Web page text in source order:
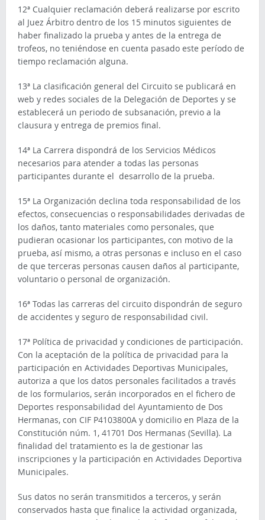
12ª Cualquier reclamación deberá realizarse por escrito
al Juez Árbitro dentro de los 15 minutos siguientes de
haber finalizado la prueba y antes de la entrega de
trofeos, no teniéndose en cuenta pasado este período de
tiempo reclamación alguna.
13ª La clasificación general del Circuito se publicará en
web y redes sociales de la Delegación de Deportes y se
establecerá un periodo de subsanación, previo a la
clausura y entrega de premios final.
14ª La Carrera dispondrá de los Servicios Médicos
necesarios para atender a todas las personas
participantes durante el desarrollo de la prueba.
15ª La Organización declina toda responsabilidad de los
efectos, consecuencias o responsabilidades derivadas de
los daños, tanto materiales como personales, que
pudieran ocasionar los participantes, con motivo de la
prueba, así mismo, a otras personas e incluso en el caso
de que terceras personas causen daños al participante,
voluntario o personal de organización.
16ª Todas las carreras del circuito dispondrán de seguro
de accidentes y seguro de responsabilidad civil.
17ª Política de privacidad y condiciones de participación.
Con la aceptación de la política de privacidad para la
participación en Actividades Deportivas Municipales,
autoriza a que los datos personales facilitados a través
de los formularios, serán incorporados en el fichero de
Deportes responsabilidad del Ayuntamiento de Dos
Hermanas, con CIF P4103800A y domicilio en Plaza de la
Constitución núm. 1, 41701 Dos Hermanas (Sevilla). La
finalidad del tratamiento es la de gestionar las
inscripciones y la participación en Actividades Deportiva
Municipales.
Sus datos no serán transmitidos a terceros, y serán
conservados hasta que finalice la actividad organizada,